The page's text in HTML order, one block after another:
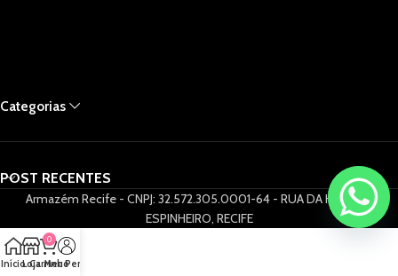
Categorias
POST RECENTES
Armazém Recife - CNPJ: 32.572.305.0001-64 - RUA DA HORA 61,
ESPINHEIRO, RECIFE
InícioLoja
0
Carrinho
Meu Perfil